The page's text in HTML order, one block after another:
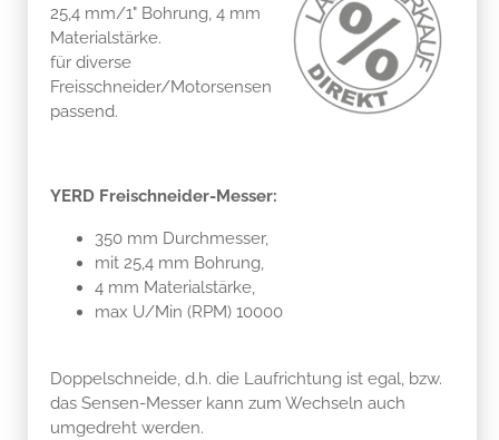
25,4 mm/1" Bohrung, 4 mm
Materialstärke.
für diverse
Freisschneider/Motorsensen
passend.
YERD Freischneider-Messer:
350 mm Durchmesser,
mit 25,4 mm Bohrung,
4 mm Materialstärke,
max U/Min (RPM) 10000
Doppelschneide, d.h. die Laufrichtung ist egal, bzw.
das Sensen-Messer kann zum Wechseln auch
umgedreht werden.